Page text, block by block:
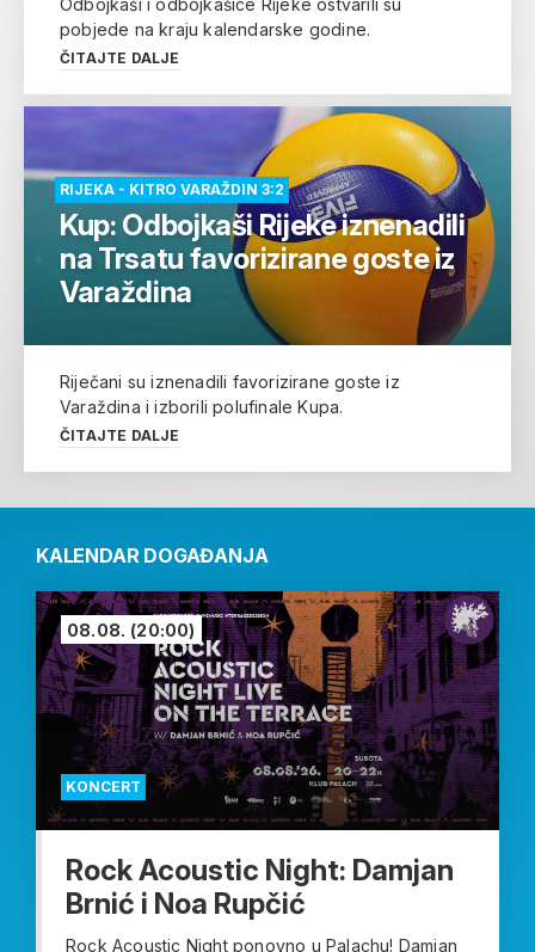
Odbojkaši i odbojkašice Rijeke ostvarili su
pobjede na kraju kalendarske godine.
ČITAJTE DALJE
RIJEKA - KITRO VARAŽDIN 3:2
Kup: Odbojkaši Rijeke iznenadili
na Trsatu favorizirane goste iz
Varaždina
Riječani su iznenadili favorizirane goste iz
Varaždina i izborili polufinale Kupa.
ČITAJTE DALJE
KALENDAR DOGAĐANJA
KONCERT
08.08. (20:00)
Rock Acoustic Night: Damjan
Brnić i Noa Rupčić
Rock Acoustic Night ponovno u Palachu! Damjan